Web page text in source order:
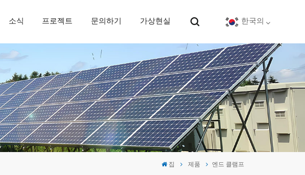
소식 프로젝트 문의하기 가상현실 한국의
English
Deutsch
español
português
집 제품 엔드 클램프